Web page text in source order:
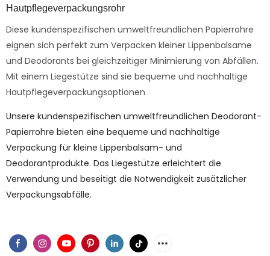
Hautpflegeverpackungsrohr
Diese kundenspezifischen umweltfreundlichen Papierrohre
eignen sich perfekt zum Verpacken kleiner Lippenbalsame
und Deodorants bei gleichzeitiger Minimierung von Abfällen.
Mit einem Liegestütze sind sie bequeme und nachhaltige
Hautpflegeverpackungsoptionen
Unsere kundenspezifischen umweltfreundlichen Deodorant-
Papierrohre bieten eine bequeme und nachhaltige
Verpackung für kleine Lippenbalsam- und
Deodorantprodukte. Das Liegestütze erleichtert die
Verwendung und beseitigt die Notwendigkeit zusätzlicher
Verpackungsabfälle.